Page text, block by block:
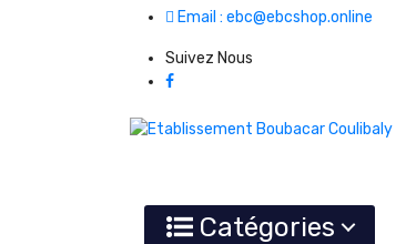
Email : ebc@ebcshop.online
Suivez Nous
Catégories